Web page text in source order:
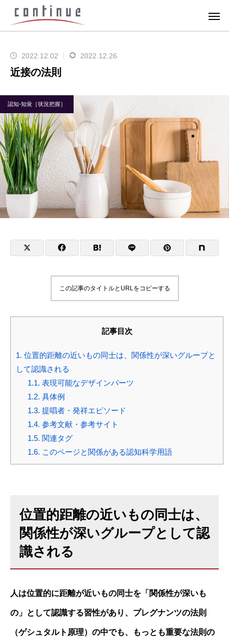
2022.12.02 2022.12.26
近接の法則
認知-知覚［状況把握］
この記事のタイトルとURLをコピーする
記事目次
1. 位置的距離の近いもの同士は、関係性が深いグループと
して認識される
1.1. 表現可能なデザインパーツ
1.2. 具体例
1.3. 提唱者・発祥エピソード
1.4. 参考文献・参考サイト
1.5. 関連タグ
1.6. このページと関係がある認知科学用語
位置的距離の近いもの同士は、
関係性が深いグループとして認
識される
人は位置的に距離が近いもの同士を「関係性が深いも
の」として認識する習性があり、プレグナンツの法則
（ゲシュタルト原理）の中でも、もっとも重要な法則の